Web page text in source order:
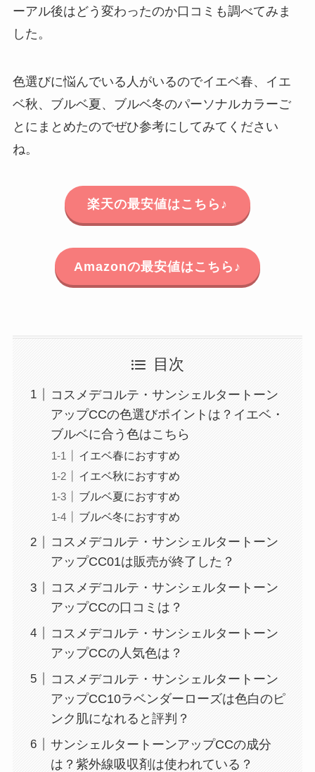
ーアル後はどう変わったのか口コミも調べてみま
した。
色選びに悩んでいる人がいるのでイエベ春、イエ
ベ秋、ブルベ夏、ブルベ冬のパーソナルカラーご
とにまとめたのでぜひ参考にしてみてください
ね。
楽天の最安値はこちら♪
Amazonの最安値はこちら♪
目次
コスメデコルテ・サンシェルタートーン
アップCCの色選びポイントは？イエベ・
ブルベに合う色はこちら
イエベ春におすすめ
イエベ秋におすすめ
ブルベ夏におすすめ
ブルベ冬におすすめ
コスメデコルテ・サンシェルタートーン
アップCC01は販売が終了した？
コスメデコルテ・サンシェルタートーン
アップCCの口コミは？
コスメデコルテ・サンシェルタートーン
アップCCの人気色は？
コスメデコルテ・サンシェルタートーン
アップCC10ラベンダーローズは色白のピ
ンク肌になれると評判？
サンシェルタートーンアップCCの成分
は？紫外線吸収剤は使われている？